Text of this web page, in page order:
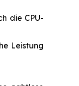
die CPU-
Leistung